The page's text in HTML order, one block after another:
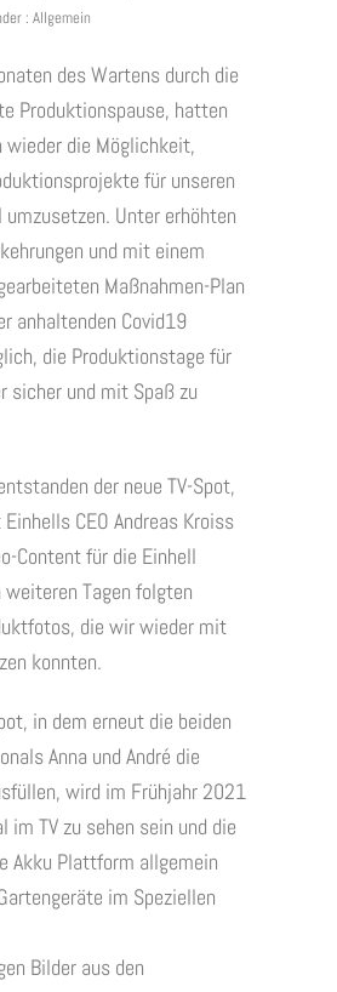
: Allgemein
des Wartens durch die
Produktionspause, hatten
die Möglichkeit,
für unseren
umzusetzen. Unter erhöhten
und mit einem
Maßnahmen-Plan
anhaltenden Covid19
die Produktionstage für
sicher und mit Spaß zu
der neue TV-Spot,
CEO Andreas Kroiss
Content für die Einhell
weiteren Tagen folgten
die wir wieder mit
konnten.
in dem erneut die beiden
Anna und André die
wird im Frühjahr 2021
im TV zu sehen sein und die
Akku Plattform allgemein
im Speziellen
Bilder aus den